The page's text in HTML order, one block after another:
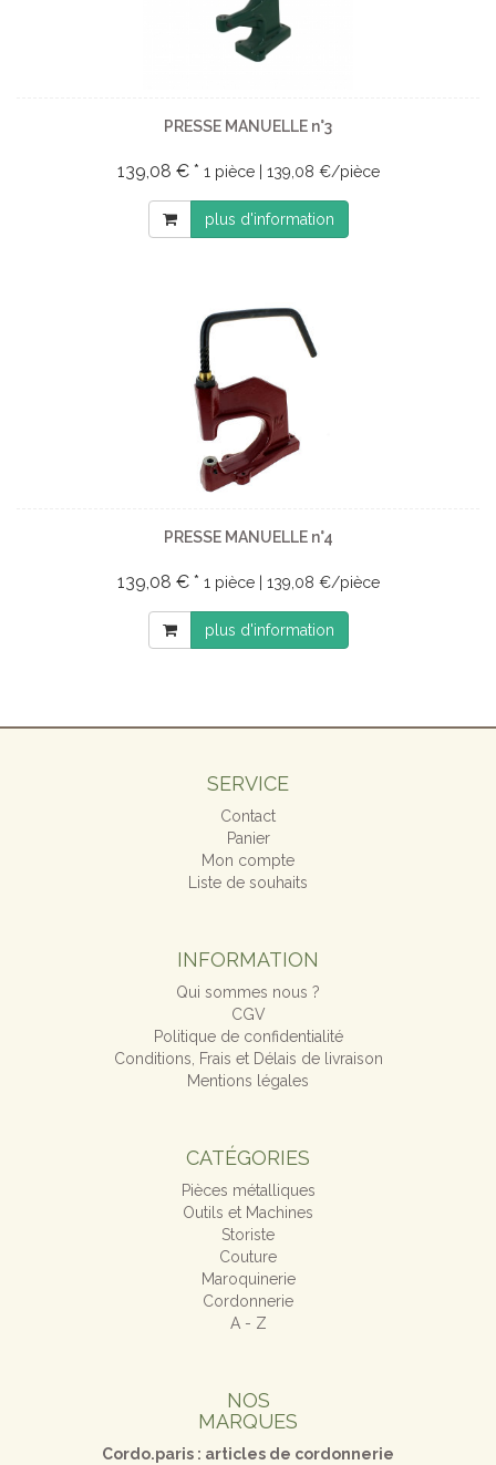
PRESSE MANUELLE n°3
139,08 € * 1 pièce | 139,08 €/pièce
plus d'information
PRESSE MANUELLE n°4
139,08 € * 1 pièce | 139,08 €/pièce
plus d'information
SERVICE
Contact
Panier
Mon compte
Liste de souhaits
INFORMATION
Qui sommes nous ?
CGV
Politique de confidentialité
Conditions, Frais et Délais de livraison
Mentions légales
CATÉGORIES
Pièces métalliques
Outils et Machines
Storiste
Couture
Maroquinerie
Cordonnerie
A - Z
NOS
MARQUES
Cordo.paris : articles de cordonnerie